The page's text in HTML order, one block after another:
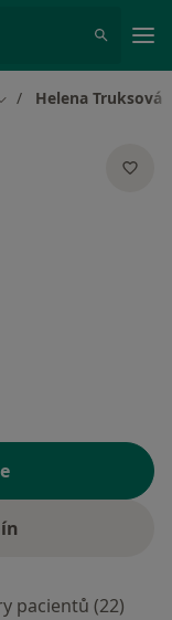
města
Helena Truksová
pacientů (22)